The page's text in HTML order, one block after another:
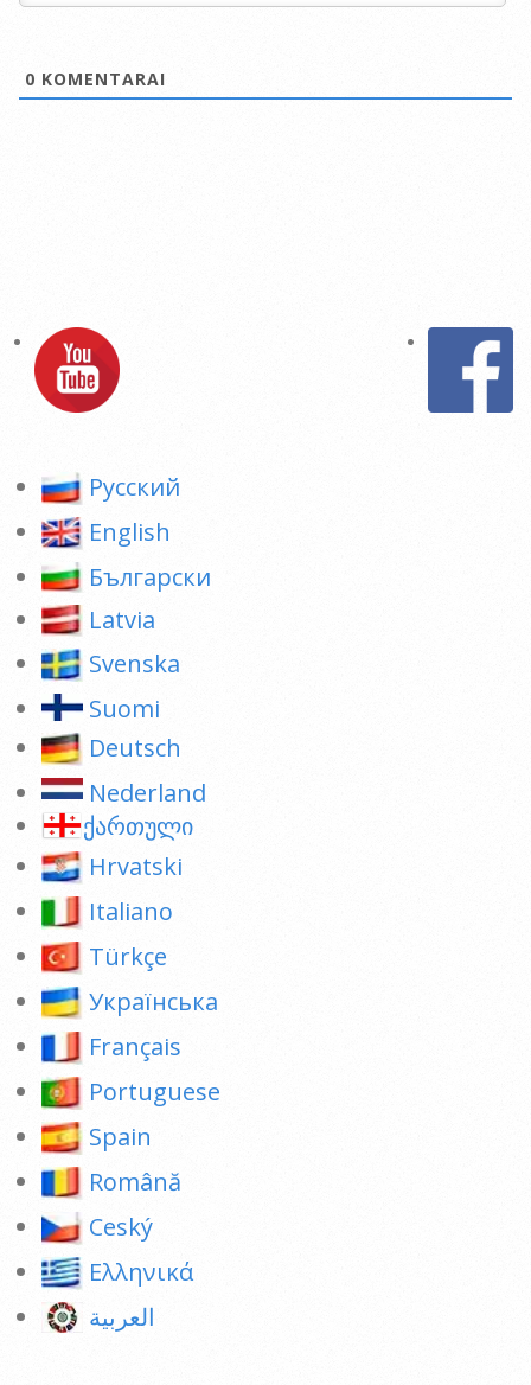
0 KOMENTARAI
Pусский
English
Български
Latvia
Svenska
Suomi
Deutsch
Nederland
ქართული
Hrvatski
Italiano
Türkçe
Українська
Français
Portuguese
Spain
Română
Ceský
Ελληνικά
العربية